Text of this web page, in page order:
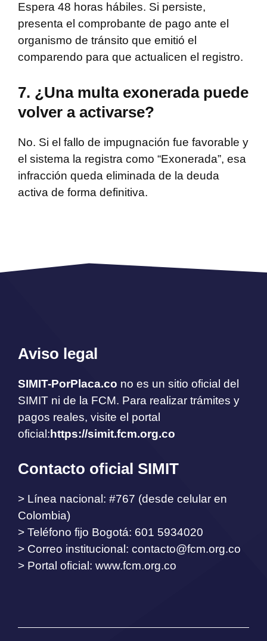
Espera 48 horas hábiles. Si persiste,
presenta el comprobante de pago ante el
organismo de tránsito que emitió el
comparendo para que actualicen el registro.
7. ¿Una multa exonerada puede
volver a activarse?
No. Si el fallo de impugnación fue favorable y
el sistema la registra como “Exonerada”, esa
infracción queda eliminada de la deuda
activa de forma definitiva.
Aviso legal
SIMIT-PorPlaca.co no es un sitio oficial del
SIMIT ni de la FCM. Para realizar trámites y
pagos reales, visite el portal
oficial:https://simit.fcm.org.co
Contacto oficial SIMIT
> Línea nacional: #767 (desde celular en
Colombia)
> Teléfono fijo Bogotá: 601 5934020
> Correo institucional: contacto@fcm.org.co
> Portal oficial: www.fcm.org.co